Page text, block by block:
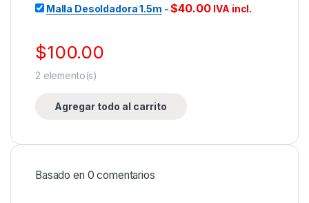
Malla Desoldadora 1.5m -$40.00 IVA incl.
$100.00
2 elemento(s)
Agregar todo al carrito
Basado en 0 comentarios